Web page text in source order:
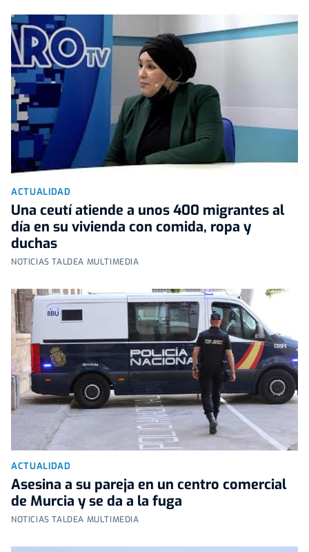
ACTUALIDAD
Una ceutí atiende a unos 400 migrantes al
día en su vivienda con comida, ropa y
duchas
NOTICIAS TALDEA MULTIMEDIA
ACTUALIDAD
Asesina a su pareja en un centro comercial
de Murcia y se da a la fuga
NOTICIAS TALDEA MULTIMEDIA